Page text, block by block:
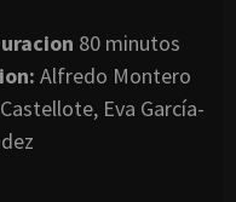
80 minutos
Alfredo Montero
Eva García-